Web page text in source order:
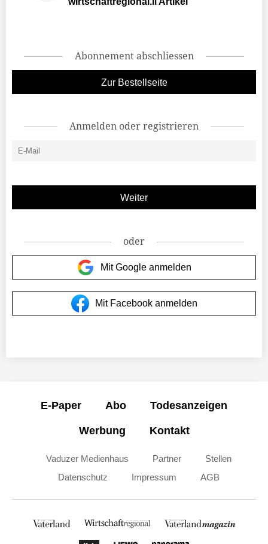
Abonnement abschliessen
Zur Bestellseite
Anmelden oder registrieren
oder
Mit Google anmelden
Mit Facebook anmelden
E-Paper Abo Todesanzeigen
Werbung Kontakt
Vaduzer Medienhaus Partner
Stellen
Datenschutz
Impressum AGB